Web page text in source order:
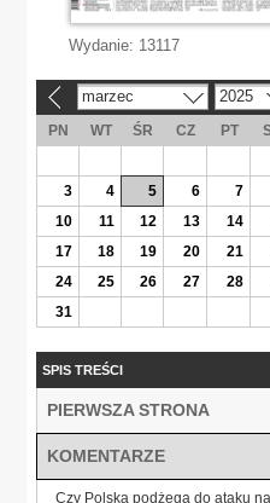
Wydanie: 13117
marzec 2025
PN WT ŚR CZ PT
3
4 5 6 7
10
11 12 13 14
17
18 19 20 21
24
25 26 27 28
31
SPIS TREŚCI
PIERWSZA STRONA
KOMENTARZE
Czy Polska podżega do ataku